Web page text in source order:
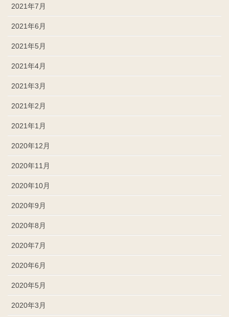
2021年7月
2021年6月
2021年5月
2021年4月
2021年3月
2021年2月
2021年1月
2020年12月
2020年11月
2020年10月
2020年9月
2020年8月
2020年7月
2020年6月
2020年5月
2020年3月